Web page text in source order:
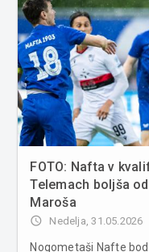
FOTO: Nafta v
Telemach boljša
Maroša
access_time Nedelja, 31.05.2026
Nogometaši Nafte